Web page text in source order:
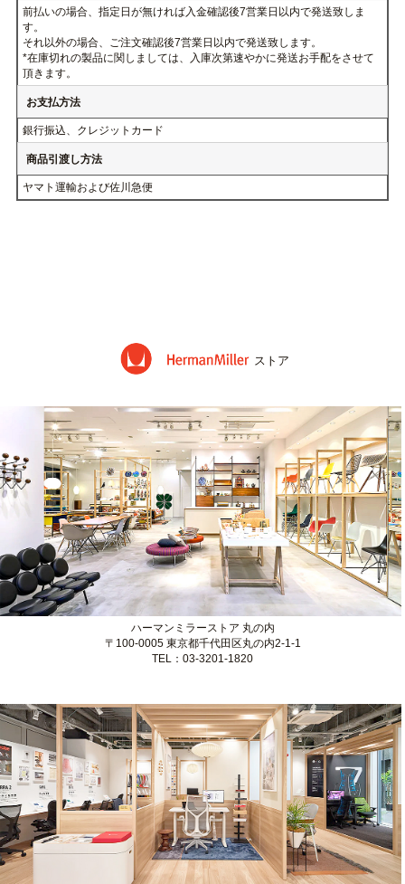
だいた住所にあてて送付したことをもって到達したものと扱わせて頂
す。当社は発信した電子メールが宛先不明もしくはインターネット上
題等により不着となった場合であっても、お客様からご連絡頂いた電
ールアドレスにあてて発信したことをもって到達したものと扱わせて
ます。
商品引渡し時期
前払いの場合、指定日が無ければ入金確認後7営業日以内で発送致しま
す。
それ以外の場合、ご注文確認後7営業日以内で発送致します。
*在庫切れの製品に関しましては、入庫次第速やかに発送お手配をさ
ストア
ハーマンミラーストア 丸の内
〒100-0005 東京都千代田区丸の内2-1-1
TEL：03-3201-1820